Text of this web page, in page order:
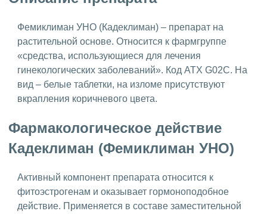
Фемиклиман УНО (Кадеклиман) – препарат на
растительной основе. Относится к фармгруппе
«средства, использующиеся для лечения
гинекологических заболеваний». Код АТХ G02C. На
вид – белые таблетки, на изломе присутствуют
вкрапления коричневого цвета.
Фармакологическое действие
Кадеклиман (Фемиклиман УНО)
Активный компонент препарата относится к
фитоэстрогенам и оказывает гормоноподобное
действие. Применяется в составе заместительной